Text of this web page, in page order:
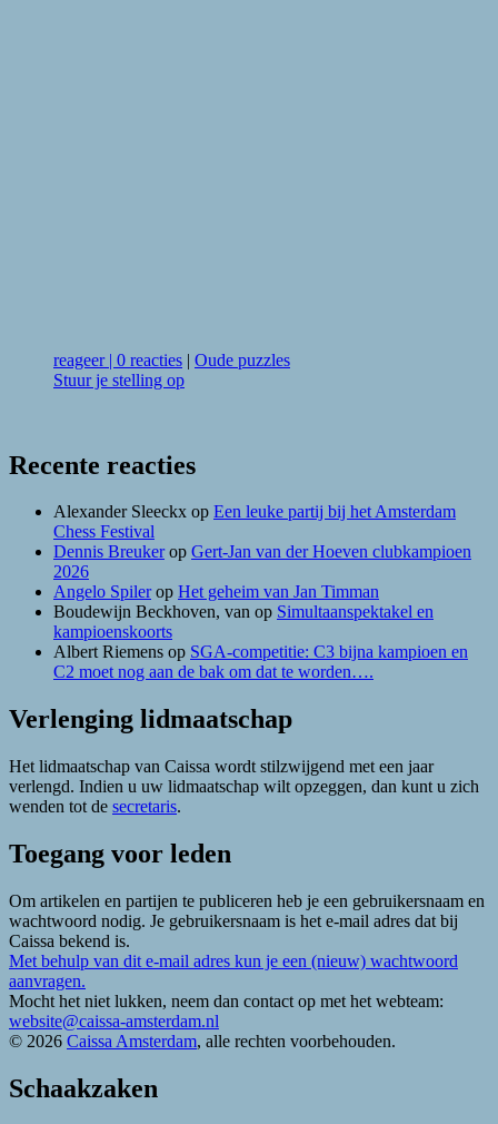
reageer| 0 reacties | Oude puzzles
Stuur je stelling op
Recente reacties
Alexander Sleeckx op Een leuke partij bij het Amsterdam
Chess Festival
Dennis Breukerop Gert-Jan van der Hoeven clubkampioen
2026
Angelo Spilerop Het geheim van Jan Timman
Boudewijn Beckhoven, van op Simultaanspektakel en
kampioenskoorts
Albert Riemens op SGA-competitie: C3 bijna kampioen en
C2 moet nog aan de bak om dat te worden….
Verlenging lidmaatschap
Het lidmaatschap van Caissa wordt stilzwijgend met een jaar
verlengd. Indien u uw lidmaatschap wilt opzeggen, dan kunt u zich
wenden tot de secretaris.
Toegang voor leden
Om artikelen en partijen te publiceren heb je een gebruikersnaam en
wachtwoord nodig. Je gebruikersnaam is het e-mail adres dat bij
Caissa bekend is.
Met behulp van dit e-mail adres kun je een (nieuw) wachtwoord
aanvragen.
Mocht het niet lukken, neem dan contact op met het webteam:
website@caissa-amsterdam.nl
© 2026 Caissa Amsterdam, alle rechten voorbehouden.
Schaakzaken